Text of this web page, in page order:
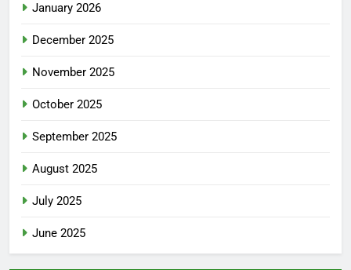
January 2026
December 2025
November 2025
October 2025
September 2025
August 2025
July 2025
June 2025